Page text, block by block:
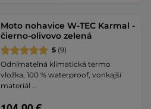
Moto nohavice W-TEC Karmal -
čierno-olivovo zelená
5 (9)
Odnímateľná klimatická termo
vložka, 100 % waterproof, vonkajší
materiál …